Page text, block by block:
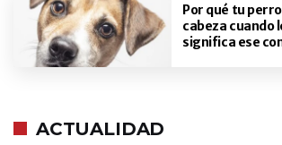
Por qué tu
cabeza cuando
significa ese
ACTUALIDAD